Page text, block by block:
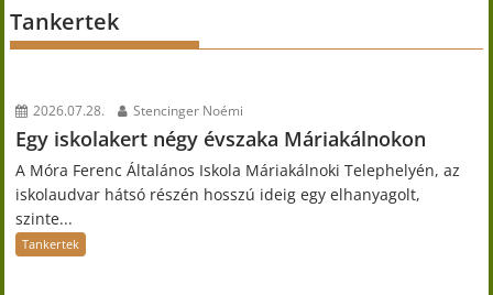
Tankertek
2026.07.28. Stencinger Noémi
Egy iskolakert négy évszaka Máriakálnokon
A Móra Ferenc Általános Iskola Máriakálnoki Telephelyén, az
iskolaudvar hátsó részén hosszú ideig egy elhanyagolt,
szinte...
Tankertek